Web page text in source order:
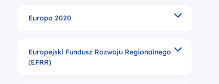
Europa 2020
Strategia na rzecz inteligentnego i
Europejski Fundusz Rozwoju Regionalnego
(EFRR)
Jest jednym z głównych instrumentów